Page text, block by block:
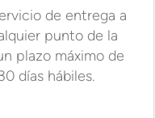
de entrega a
punto de la
plazo máximo de
días hábiles.